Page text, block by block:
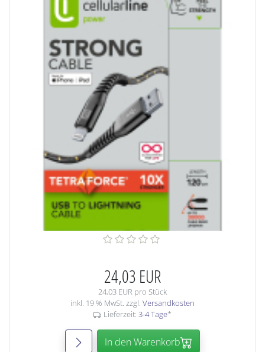
24,03 EUR
24,03 EUR pro Stück
inkl. 19 % MwSt. zzgl. Versandkosten
Lieferzeit: 3-4 Tage*
In den Warenkorb